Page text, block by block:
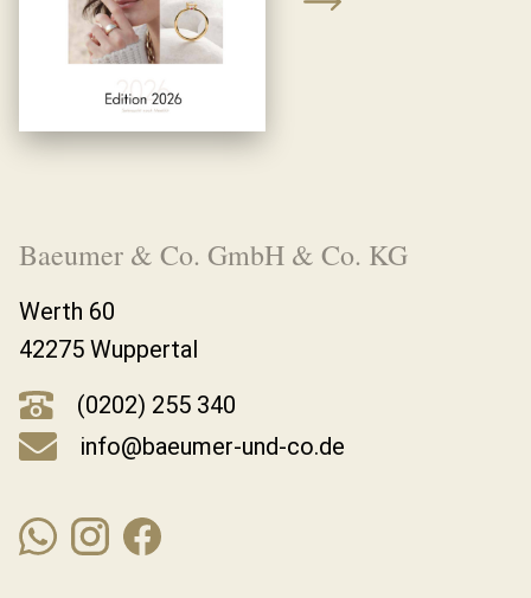
Baeumer & Co. GmbH & Co. KG
Werth 60
42275 Wuppertal
(0202) 255 340
info@baeumer-und-co.de